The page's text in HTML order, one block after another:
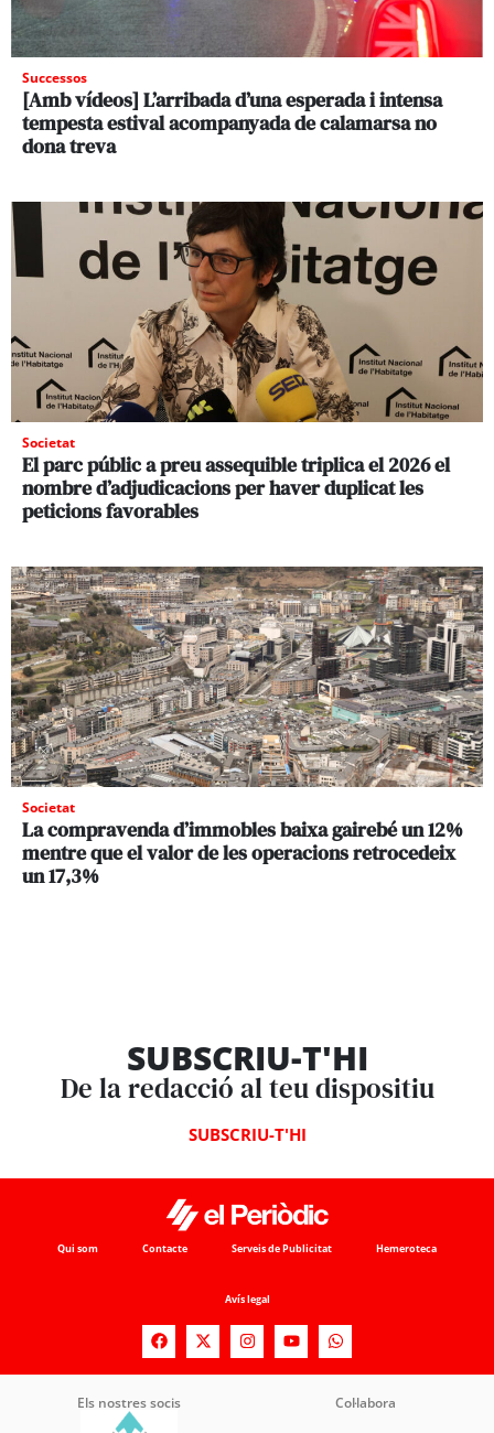
Successos
[Amb vídeos] L’arribada d’una esperada i intensa
tempesta estival acompanyada de calamarsa no
dona treva
Societat
El parc públic a preu assequible triplica el 2026 el
nombre d’adjudicacions per haver duplicat les
peticions favorables
Societat
La compravenda d’immobles baixa gairebé un 12%
mentre que el valor de les operacions retrocedeix
un 17,3%
SUBSCRIU-T'HI
De la redacció al teu dispositiu
SUBSCRIU-T'HI
Qui som Contacte Serveis de Publicitat Hemeroteca
Avís legal
Els nostres socis Col·labora